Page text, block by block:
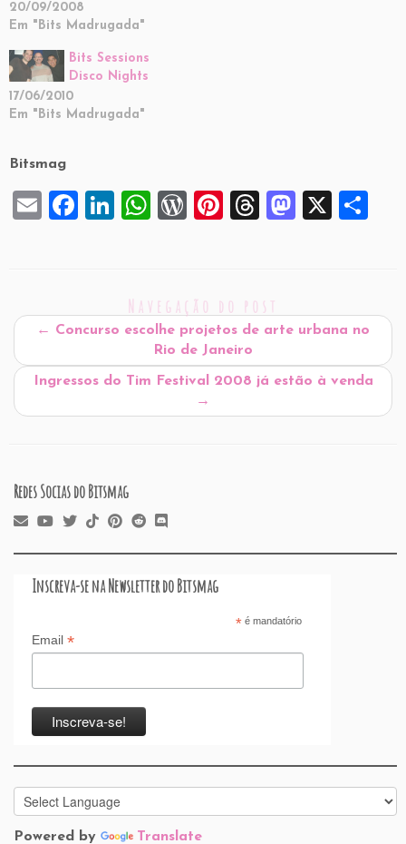
20/09/2008
Em "Bits Madrugada"
Bits Sessions
Disco Nights
17/06/2010
Em "Bits Madrugada"
Bitsmag
E
F
b
o
k
Li
e
dI
W
A
p
p
W
P
re
ss
Pi
t
T
d
M
d
n
X
Navegação do post
← Concurso escolhe projetos de arte urbana no
Rio de Janeiro
Ingressos do Tim Festival 2008 já estão à venda
→
Redes Socias do Bitsmag
Inscreva-se na Newsletter do Bitsmag
*é mandatório
Email *
Powered by Translate